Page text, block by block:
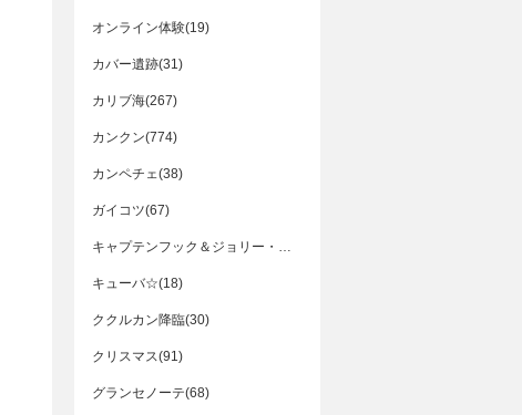
オンライン体験(19)
カバー遺跡(31)
カリブ海(267)
カンクン(774)
カンペチェ(38)
ガイコツ(67)
キャプテンフック＆ジョリー・ロジャー・ディナークルーズ(24)
キューバ☆(18)
ククルカン降臨(30)
クリスマス(91)
グランセノーテ(68)